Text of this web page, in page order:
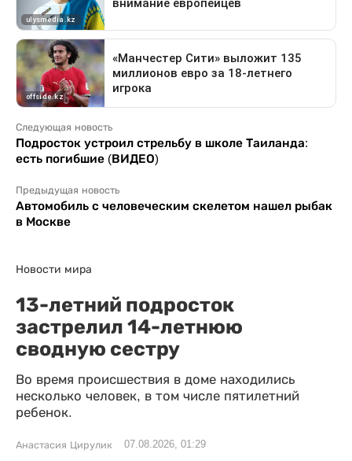
Следующая новость
Подросток устроил стрельбу в школе Таиланда:
есть погибшие (ВИДЕО)
Предыдущая новость
Автомобиль с человеческим скелетом нашел рыбак
в Москве
Новости мира
13-летний подросток
застрелил 14-летнюю
сводную сестру
Во время происшествия в доме находились
несколько человек, в том числе пятилетний
ребенок.
Анастасия Цирулик 07.08.2026, 01:29